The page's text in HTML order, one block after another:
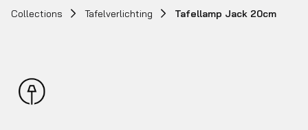
Verhuur
Afspraak op locatie
Collections Tafelverlichting Tafellamp Jack 20cm